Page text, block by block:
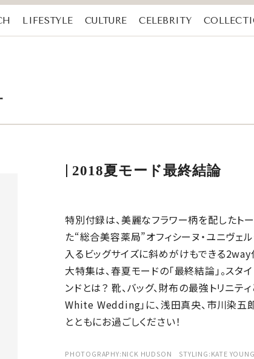
LIFESTYLE CULTURE CELEBRITY
2018夏モード最終結論
特別付録は、美麗なフラワー柄を配したト
た“総合美容薬局”オフィシーヌ・ユニヴェ
入るビッグサイズに斜めがけもできる2way
大特集は、春夏モードの「最終結論」。スタ
ンドとは？ 靴、バッグ、財布の最強トリニテ
White Wedding」に、浅田真央、市川染五
とともにお過ごしください！
PHOTOGRAPHY:NICK HUDSON STYLING:KATE